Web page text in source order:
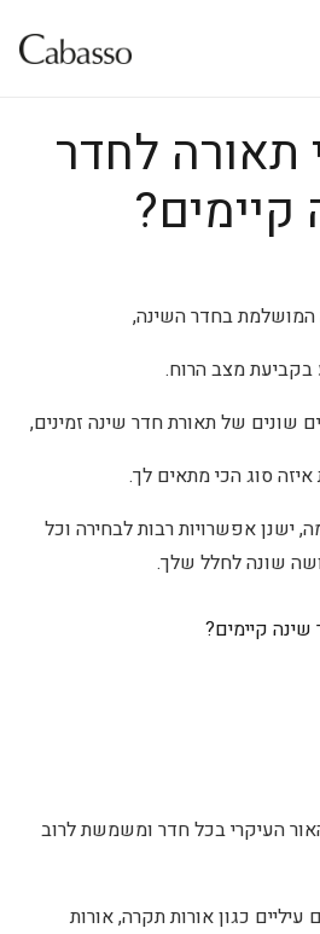
תאורה לחדר
קיימים?
המושלמת בחדר השינה,
בקביעת מצב הרוח.
שונים של תאורת חדר שינה זמינים,
סוג הכי מתאים לך.
ישנן אפשרויות רבות לבחירה וכל
שונה לחלל שלך.
שינה קיימים?
העיקרי בכל חדר ומשמשת לרוב
כגון אורות תקרה, אורות